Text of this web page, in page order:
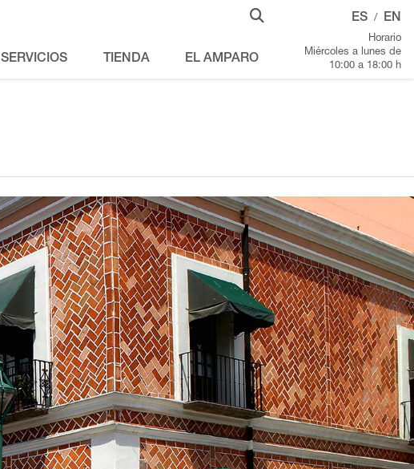
SERVICIOS TIENDA EL AMPARO
ES / EN
Horario
Miércoles a lunes de
10:00 a 18:00 h